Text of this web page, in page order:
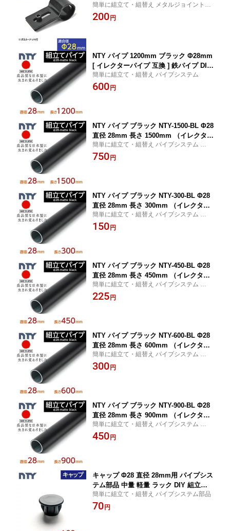
イント パイプ 継手 DIY 棚 メタルラッ
ク パーツ 中量 軽量 ラック インテリア
簡単に組立て・組替え メタルジョイント パ
イプラック ジョイント メタルラック パー
ツ
200 円
NTY パイプ 1200mm ブラック Φ28mm
[ イレクターパイプ 互換 ] 鉄パイプ DIY
丸パイプ DIY 棚 ラック ハンガーラック
組み立て 収納 ジョイント 接続可能 組
簡単に組立て・組替え パイプシステム
600 円
NTY パイプ ブラック NTY-1500-BL Φ28
直径 28mm 長さ 1500mm （イレクター
パイプのH-1500 S BLと互換性あり） 鉄
パイプ パイプラック ジョイント 丸パイ
簡単に組立て・組替え パイプシステム パイ
プジョイント パイプラック ジョイント
750 円
NTY パイプ ブラック NTY-300-BL Φ28
直径 28mm 長さ 300mm （イレクター
パイプのH-300 S BLと互換性あり） パ
イプジョイント 鉄パイプ 丸パイプ DIY
簡単に組立て・組替え パイプシステム パイ
プジョイント パイプラック ジョイント
150 円
NTY パイプ ブラック NTY-450-BL Φ28
直径 28mm 長さ 450mm （イレクター
パイプのH-450 S BLと互換性あり） パ
イプジョイント 鉄パイプ 丸パイプ DIY
簡単に組立て・組替え パイプシステム パイ
プジョイント
225 円
NTY パイプ ブラック NTY-600-BL Φ28
直径 28mm 長さ 600mm （イレクター
パイプのH-600 S BLと互換性あり） 鉄
パイプ 丸パイプ DIY パイプラック ジョ
簡単に組立て・組替え パイプシステム パイ
プラック ジョイント
300 円
NTY パイプ ブラック NTY-900-BL Φ28
直径 28mm 長さ 900mm （イレクター
パイプのH-900 S BLと互換性あり） パ
イプジョイント 鉄パイプ 丸パイプ DIY
簡単に組立て・組替え パイプシステム パイ
プジョイント パイプラック ジョイント
450 円
キャップ Φ28 直径 28mm用 パイプシス
テム部品 中量 軽量 ラック DIY 組立て
棚
簡単に組立て・組替え パイプシステム部品
70 円